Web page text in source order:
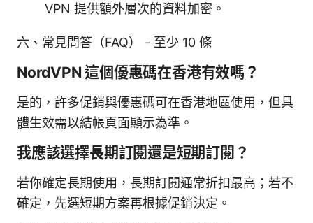
VPN 提供額外層次的資料加密。
六、常見問答（FAQ） - 至少 10 條
NordVPN 這個優惠碼在香港有效嗎？
是的，許多促銷與優惠碼可在香港地區使用，但具
體生效需以結帳頁面顯示為準。
我應該選擇長期訂閱還是短期訂閱？
若你確定長期使用，長期訂閱通常折扣最高；若不
確定，先選短期方案再根據促銷決定。